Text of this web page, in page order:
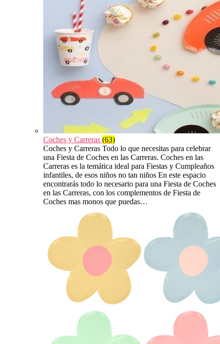
Coches y Carreras (63)
Coches y Carreras Todo lo que necesitas para celebrar
una Fiesta de Coches en las Carreras. Coches en las
Carreras es la temática ideal para Fiestas y Cumpleaños
infantiles, de esos niños no tan niños En este espacio
encontrarás todo lo necesario para una Fiesta de Coches
en las Carreras, con los complementos de Fiesta de
Coches mas monos que puedas…